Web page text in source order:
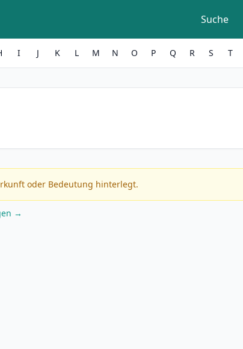
Suche
I J K L M N O P Q R S T
oder Bedeutung hinterlegt.
→